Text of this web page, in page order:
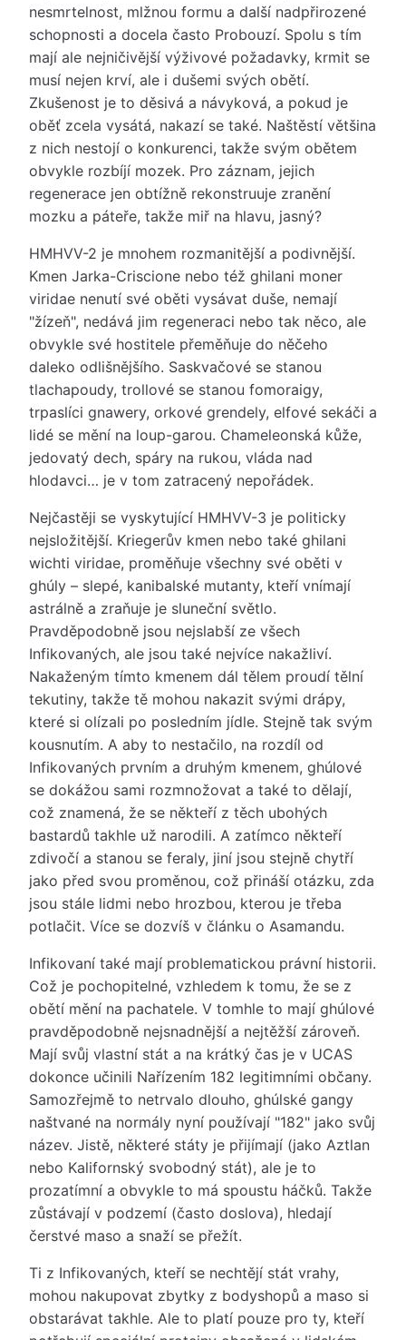
nesmrtelnost, mlžnou formu a další nadpřirozené
schopnosti a docela často Probouzí. Spolu s tím
mají ale nejničivější výživové požadavky, krmit se
musí nejen krví, ale i dušemi svých obětí.
Zkušenost je to děsivá a návyková, a pokud je
oběť zcela vysátá, nakazí se také. Naštěstí většina
z nich nestojí o konkurenci, takže svým obětem
obvykle rozbíjí mozek. Pro záznam, jejich
regenerace jen obtížně rekonstruuje zranění
mozku a páteře, takže miř na hlavu, jasný?
HMHVV-2 je mnohem rozmanitější a podivnější.
Kmen Jarka-Criscione nebo též ghilani moner
viridae nenutí své oběti vysávat duše, nemají
"žízeň", nedává jim regeneraci nebo tak něco, ale
obvykle své hostitele přeměňuje do něčeho
daleko odlišnějšího. Saskvačové se stanou
tlachapoudy, trollové se stanou fomoraigy,
trpaslíci gnawery, orkové grendely, elfové sekáči a
lidé se mění na loup-garou. Chameleonská kůže,
jedovatý dech, spáry na rukou, vláda nad
hlodavci… je v tom zatracený nepořádek.
Nejčastěji se vyskytující HMHVV-3 je politicky
nejsložitější. Kriegerův kmen nebo také ghilani
wichti viridae, proměňuje všechny své oběti v
ghúly – slepé, kanibalské mutanty, kteří vnímají
astrálně a zraňuje je sluneční světlo.
Pravděpodobně jsou nejslabší ze všech
Infikovaných, ale jsou také nejvíce nakažliví.
Nakaženým tímto kmenem dál tělem proudí tělní
tekutiny, takže tě mohou nakazit svými drápy,
které si olízali po posledním jídle. Stejně tak svým
kousnutím. A aby to nestačilo, na rozdíl od
Infikovaných prvním a druhým kmenem, ghúlové
se dokážou sami rozmnožovat a také to dělají,
což znamená, že se někteří z těch ubohých
bastardů takhle už narodili. A zatímco někteří
zdivočí a stanou se feraly, jiní jsou stejně chytří
jako před svou proměnou, což přináší otázku, zda
jsou stále lidmi nebo hrozbou, kterou je třeba
potlačit. Více se dozvíš v článku o Asamandu.
Infikovaní také mají problematickou právní historii.
Což je pochopitelné, vzhledem k tomu, že se z
obětí mění na pachatele. V tomhle to mají ghúlové
pravděpodobně nejsnadnější a nejtěžší zároveň.
Mají svůj vlastní stát a na krátký čas je v UCAS
dokonce učinili Nařízením 182 legitimními občany.
Samozřejmě to netrvalo dlouho, ghúlské gangy
naštvané na normály nyní používají "182" jako svůj
název. Jistě, některé státy je přijímají (jako Aztlan
nebo Kalifornský svobodný stát), ale je to
prozatímní a obvykle to má spoustu háčků. Takže
zůstávají v podzemí (často doslova), hledají
čerstvé maso a snaží se přežít.
Ti z Infikovaných, kteří se nechtějí stát vrahy,
mohou nakupovat zbytky z bodyshopů a maso si
obstarávat takhle. Ale to platí pouze pro ty, kteří